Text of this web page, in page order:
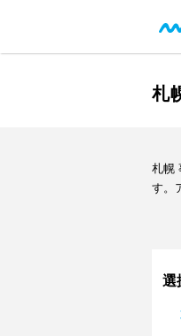
札
札幌
す。
選